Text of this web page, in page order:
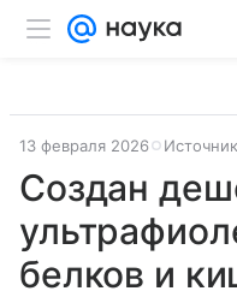
13 февраля 2026
Создан
белков и